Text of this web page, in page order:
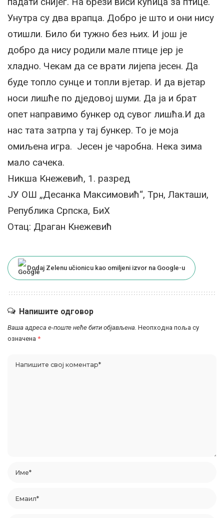
Унутра су два врапца. Добро је што и они нису
отишли. Било би тужно без њих. И још је
добро да нису родили мале птице јер је
хладно. Чекам да се врати лијепа јесен. Да
буде топло сунце и топли вјетар. И да вјетар
носи лишће по дједовој шуми. Да ја и брат
опет направимо бункер од сувог лишћа.И да
нас тата затрпа у тај бункер. То је моја
омиљена игра. Јесен је чаробна. Нека зима
мало сачека.
Никша Кнежевић, 1. разред
JУ ОШ „Десанка Максимовић“, Трн, Лакташи,
Република Српска, БиХ
Отац: Драган Кнежевић
Dodaj Zelenu učionicu kao omiljeni izvor na Google-u
Напишите одговор
Ваша адреса е-поште неће бити објављена. Неопходна поља су
означена *